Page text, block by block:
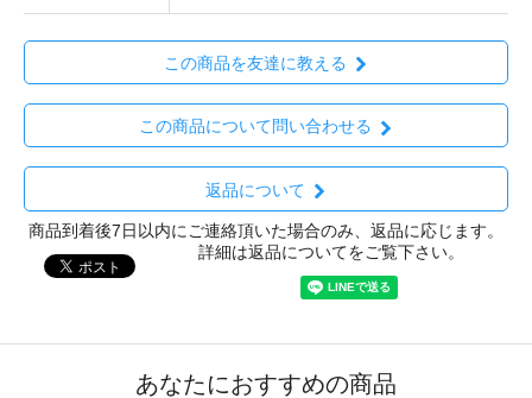
この商品を友達に教える
この商品について問い合わせる
返品について
商品到着後7日以内にご連絡頂いた場合のみ、返品に応じます。
詳細は返品についてをご覧下さい。
あなたにおすすめの商品